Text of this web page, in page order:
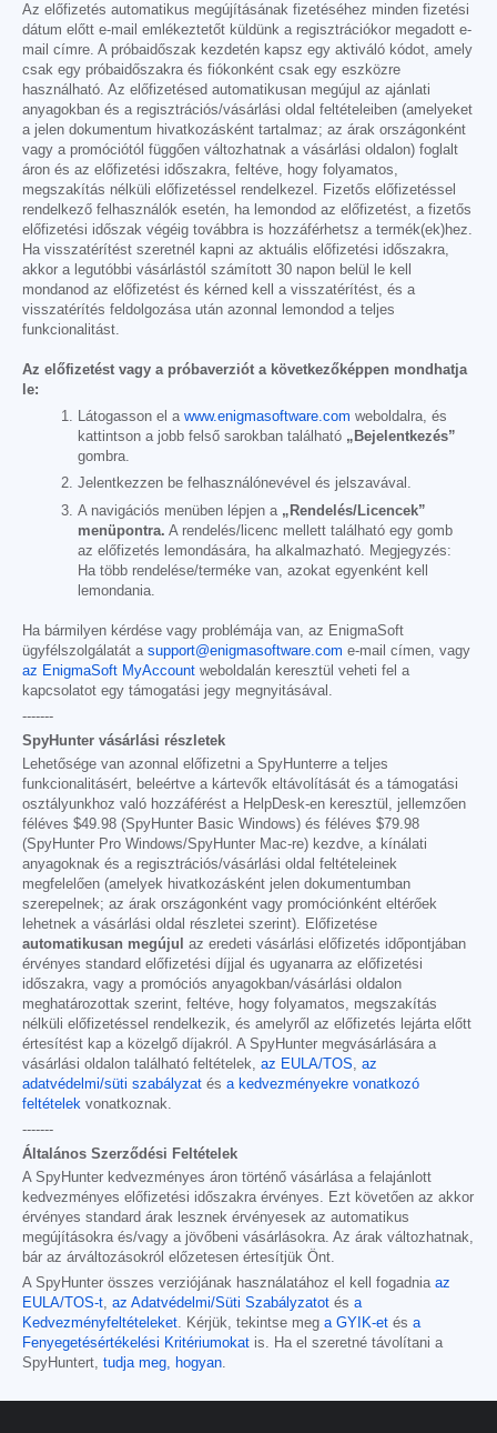
Az előfizetés automatikus megújításának fizetéséhez minden fizetési
dátum előtt e-mail emlékeztetőt küldünk a regisztrációkor megadott e-
mail címre. A próbaidőszak kezdetén kapsz egy aktiváló kódot, amely
csak egy próbaidőszakra és fiókonként csak egy eszközre
használható. Az előfizetésed automatikusan megújul az ajánlati
anyagokban és a regisztrációs/vásárlási oldal feltételeiben (amelyeket
a jelen dokumentum hivatkozásként tartalmaz; az árak országonként
vagy a promóciótól függően változhatnak a vásárlási oldalon) foglalt
áron és az előfizetési időszakra, feltéve, hogy folyamatos,
megszakítás nélküli előfizetéssel rendelkezel. Fizetős előfizetéssel
rendelkező felhasználók esetén, ha lemondod az előfizetést, a fizetős
előfizetési időszak végéig továbbra is hozzáférhetsz a termék(ek)hez.
Ha visszatérítést szeretnél kapni az aktuális előfizetési időszakra,
akkor a legutóbbi vásárlástól számított 30 napon belül le kell
mondanod az előfizetést és kérned kell a visszatérítést, és a
visszatérítés feldolgozása után azonnal lemondod a teljes
funkcionalitást.
Az előfizetést vagy a próbaverziót a következőképpen mondhatja
le:
Látogasson el a www.enigmasoftware.com weboldalra, és
kattintson a jobb felső sarokban található „Bejelentkezés”
gombra.
Jelentkezzen be felhasználónevével és jelszavával.
A navigációs menüben lépjen a „Rendelés/Licencek”
menüpontra. A rendelés/licenc mellett található egy gomb
az előfizetés lemondására, ha alkalmazható. Megjegyzés:
Ha több rendelése/terméke van, azokat egyenként kell
lemondania.
Ha bármilyen kérdése vagy problémája van, az EnigmaSoft
ügyfélszolgálatát a support@enigmasoftware.com e-mail címen, vagy
az EnigmaSoft MyAccount weboldalán keresztül veheti fel a
kapcsolatot egy támogatási jegy megnyitásával.
-------
SpyHunter vásárlási részletek
Lehetősége van azonnal előfizetni a SpyHunterre a teljes
funkcionalitásért, beleértve a kártevők eltávolítását és a támogatási
osztályunkhoz való hozzáférést a HelpDesk-en keresztül, jellemzően
féléves $49.98 (SpyHunter Basic Windows) és féléves $79.98
(SpyHunter Pro Windows/SpyHunter Mac-re) kezdve, a kínálati
anyagoknak és a regisztrációs/vásárlási oldal feltételeinek
megfelelően (amelyek hivatkozásként jelen dokumentumban
szerepelnek; az árak országonként vagy promóciónként eltérőek
lehetnek a vásárlási oldal részletei szerint). Előfizetése
automatikusan megújul
az eredeti vásárlási előfizetés időpontjában
érvényes standard előfizetési díjjal és ugyanarra az előfizetési
időszakra, vagy a promóciós anyagokban/vásárlási oldalon
meghatározottak szerint, feltéve, hogy folyamatos, megszakítás
nélküli előfizetéssel rendelkezik, és amelyről az előfizetés lejárta előtt
értesítést kap a közelgő díjakról. A SpyHunter megvásárlására a
vásárlási oldalon található feltételek, az EULA/TOS
az
adatvédelmi/süti szabályzat és a kedvezményekre vonatkozó
feltételek vonatkoznak.
-------
Általános Szerződési Feltételek
A SpyHunter kedvezményes áron történő vásárlása a felajánlott
kedvezményes előfizetési időszakra érvényes. Ezt követően az akkor
érvényes standard árak lesznek érvényesek az automatikus
megújításokra és/vagy a jövőbeni vásárlásokra. Az árak változhatnak,
bár az árváltozásokról előzetesen értesítjük Önt.
A SpyHunter összes verziójának használatához el kell fogadnia az
EULA/TOS-t az Adatvédelmi/Süti Szabályzatot és a
Kedvezményfeltételeket . Kérjük, tekintse meg a GYIK-et és a
Fenyegetésértékelési Kritériumokat is. Ha el szeretné távolítani a
SpyHuntert, tudja meg, hogyan